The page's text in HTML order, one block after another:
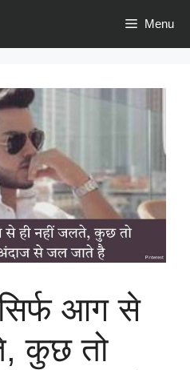
Menu
आग से
कुछ तो